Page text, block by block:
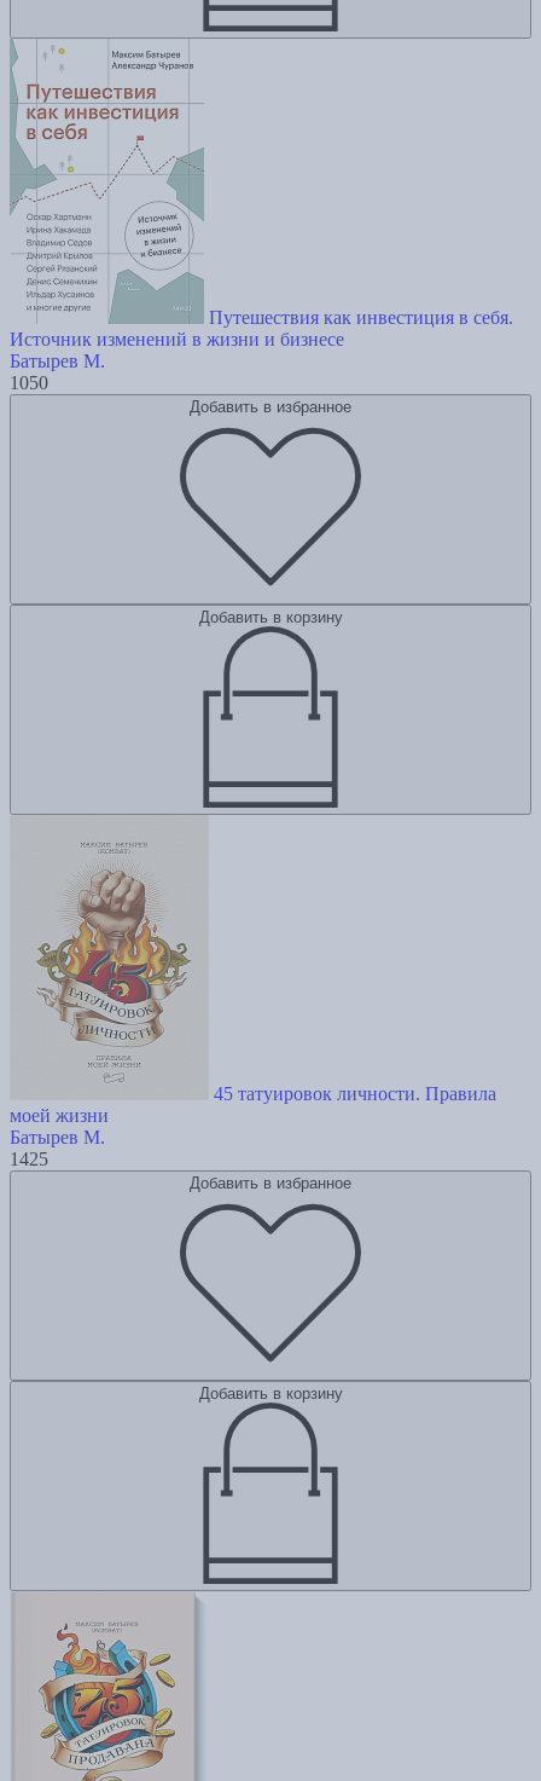
Путешествия как инвестиция в себя.
Источник изменений в жизни и бизнесе
Батырев М.
1050
Добавить в избранное
Добавить в корзину
45 татуировок личности. Правила
моей жизни
Батырев М.
1425
Добавить в избранное
Добавить в корзину